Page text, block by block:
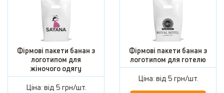
Фірмові пакети банан з
логотипом для
жіночого одягу
Ціна: від5 грн/шт.
Фірмові пакети банан з
логотипом для готелю
Ціна: від5 грн/шт.